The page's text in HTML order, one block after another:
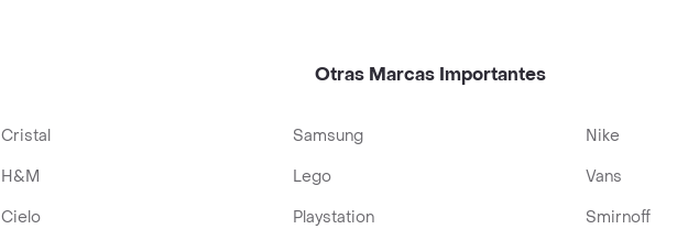
Otras Marcas Importantes
Cristal Samsung Nike
H&M Lego Vans
Cielo Playstation Smirnoff